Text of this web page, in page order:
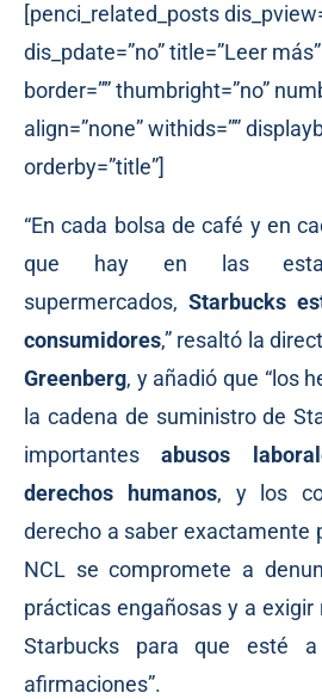
[penci_related_posts
dis_pdate=”no” title=”Leer
border=”” thumbright=”no”
align=”none” withids=””
orderby=”title”]
“En cada bolsa de café y en
que hay en las
supermercados, Starbucks
consumidores,” resaltó la
Greenberg, y añadió que “los
la cadena de suministro de
importantesabusos
derechos humanos, y los
derecho a saber exactamente
NCL se compromete a
prácticas engañosas y a exigir
Starbucks para que esté
afirmaciones”.